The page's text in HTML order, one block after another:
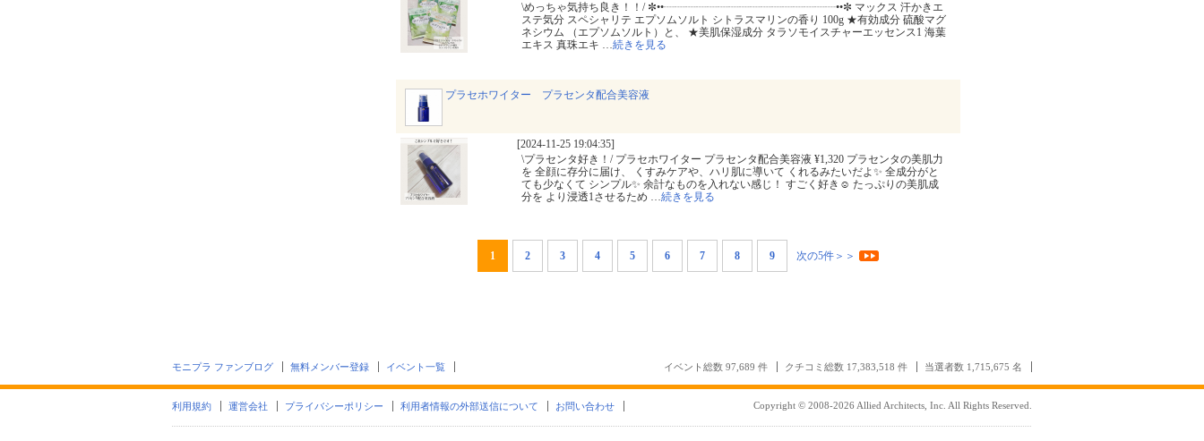
\めっちゃ気持ち良き！！/ ✼••┈┈┈┈┈┈┈┈┈┈┈┈┈┈┈┈••✼ マックス 汗かきエ
ステ気分 スペシャリテ エプソムソルト シトラスマリンの香り 100g ★有効成分 硫酸マグ
ネシウム （エプソムソルト）と、 ★美肌保湿成分 タラソモイスチャーエッセンス1 海葉
エキス 真珠エキ …続きを見る
プラセホワイター プラセンタ配合美容液
[2024-11-25 19:04:35]
\プラセンタ好き！/ プラセホワイター プラセンタ配合美容液 ¥1,320 プラセンタの美肌力
を 全顔に存分に届け、 くすみケアや、ハリ肌に導いて くれるみたいだよ✨ 全成分がと
ても少なくて シンプル✨ 余計なものを入れない感じ！ すごく好き☺️ たっぷりの美肌成
分を より浸透1させるため …続きを見る
1 2 3 4 5 6 7 8 9 次の5件＞＞
モニプラ ファンブログ 無料メンバー登録 イベント一覧 イベント総数 97,689 件 クチコミ総数 17,383,518 件 当選者数 1,715,675 名
利用規約 運営会社 プライバシーポリシー 利用者情報の外部送信について お問い合わせ Copyright © 2008-2026 Allied Architects, Inc. All Rights Reserved.